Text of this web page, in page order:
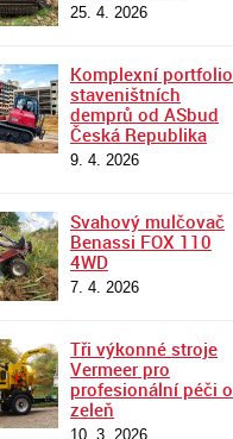
25. 4. 2026
Komplexní portfolio
staveništních
demprů od ASbud
Česká Republika
9. 4. 2026
Svahový mulčovač
Benassi FOX 110
4WD
7. 4. 2026
Tři výkonné stroje
Vermeer pro
profesionální péči o
zeleň
10. 3. 2026